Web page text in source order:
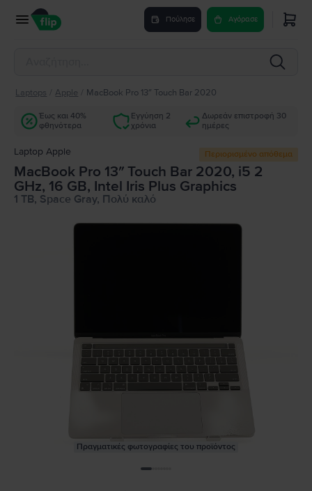
Πούλησε Αγόρασε
Laptops Apple MacBook Pro 13″ Touch Bar 2020
Έως και 40%
φθηνότερα
Εγγύηση 2
χρόνια
Δωρεάν επιστροφή 30
ημέρες
Laptop Apple Περιορισμένο απόθεμα
MacBook Pro 13″ Touch Bar 2020, i5 2
GHz, 16 GB, Intel Iris Plus Graphics
1 TB, Space Gray, Πολύ καλό
Πραγματικές φωτογραφίες του προϊόντος